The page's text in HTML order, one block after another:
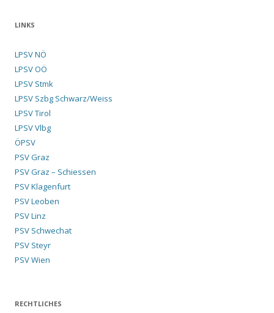
LINKS
LPSV NÖ
LPSV OÖ
LPSV Stmk
LPSV Szbg Schwarz/Weiss
LPSV Tirol
LPSV Vlbg
ÖPSV
PSV Graz
PSV Graz – Schiessen
PSV Klagenfurt
PSV Leoben
PSV Linz
PSV Schwechat
PSV Steyr
PSV Wien
RECHTLICHES